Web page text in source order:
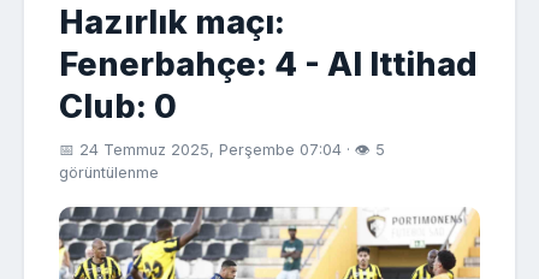
Hazırlık maçı:
Fenerbahçe: 4 - Al Ittihad
Club: 0
📅 24 Temmuz 2025, Perşembe 07:04 · 👁 5
görüntülenme